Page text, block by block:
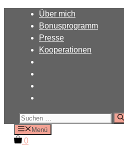
springen
Über mich
Bonusprogramm
Presse
Kooperationen
Suchen
nach:Menü
0